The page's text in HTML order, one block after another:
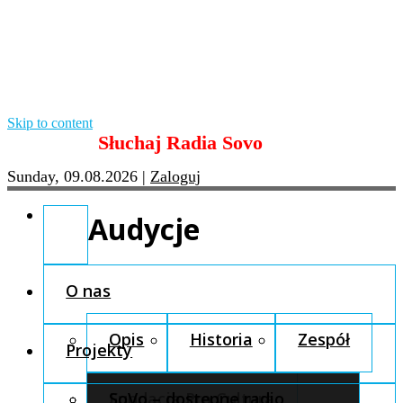
Skip to content
Słuchaj Radia Sovo
Sunday, 09.08.2026 | Zaloguj
O nas
Opis Historia Zespół
Fundacja Pro Cultura
Projekty
SoVo – dostępne radio
Audycje